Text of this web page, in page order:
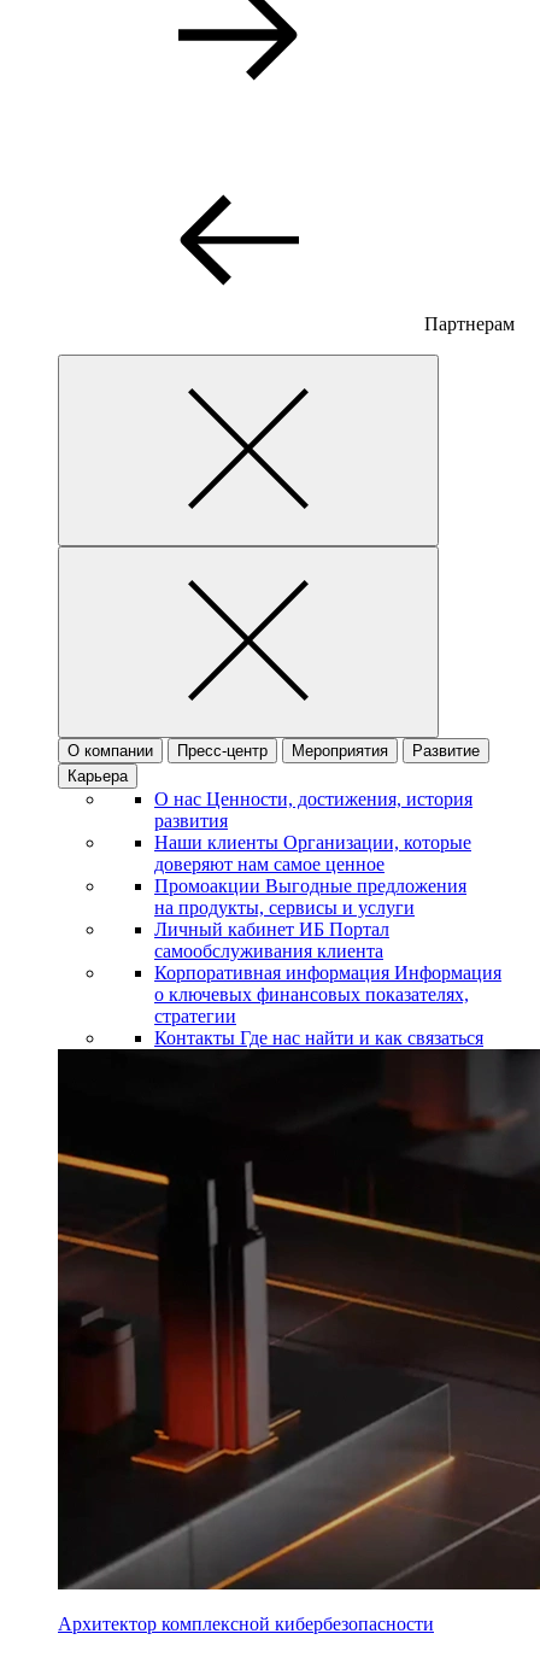
Партнерам
О компании Пресс-центр Мероприятия
Развитие
Карьера
О нас Ценности, достижения, история
развития
Наши клиенты Организации, которые
доверяют нам самое ценное
Промоакции Выгодные предложения
на продукты, сервисы и услуги
Личный кабинет ИБ Портал
самообслуживания клиента
Корпоративная информация Информация
о ключевых финансовых показателях,
стратегии
Контакты Где нас найти и как связаться
Архитектор комплексной кибербезопасности